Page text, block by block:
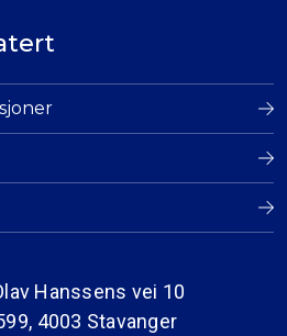
Hanssens vei 10
4003 Stavanger